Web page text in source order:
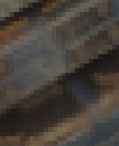
internetowej, takich jak
korzystać ze strony